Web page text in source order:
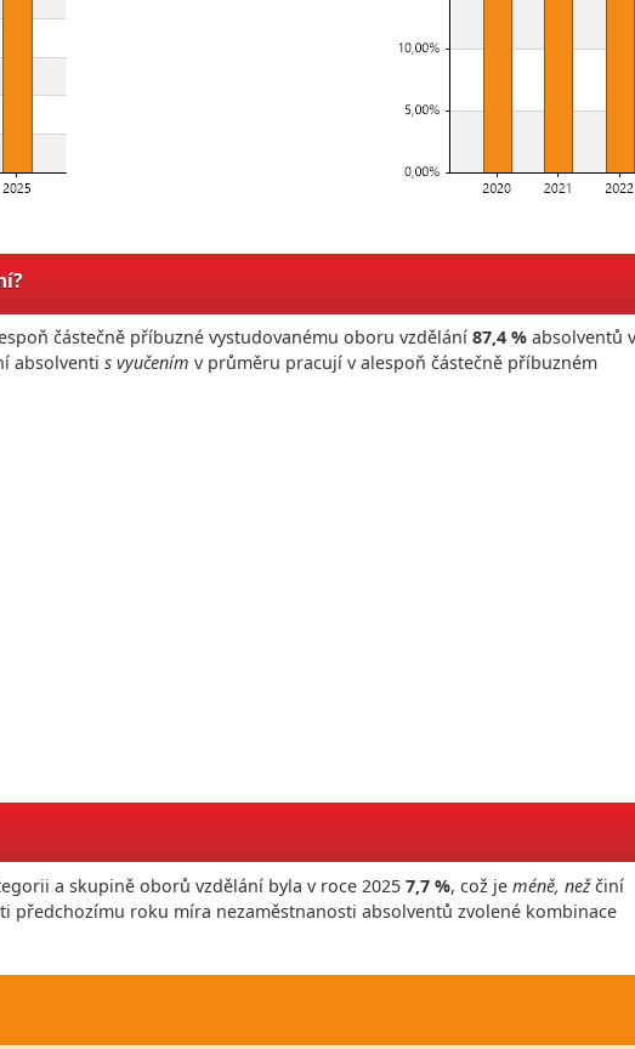
částečně příbuzné vystudovanému oboru vzdělání 87,4 % absolventů
absolventi s vyučením v průměru pracují v alespoň částečně příbuzném
a skupině oborů vzdělání byla v roce 2025 7,7 %, což je méně, nežčiní
předchozímu roku míra nezaměstnanosti absolventů zvolené kombinace